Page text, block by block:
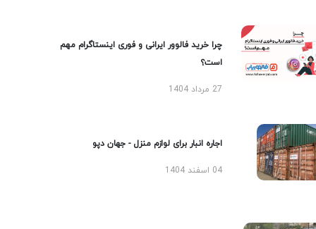
چرا خرید فالوور ایرانی و فوری اینستاگرام مهم
است؟
27 مرداد 1404
اجاره انبار برای لوازم منزل - جهان دپو
04 اسفند 1404